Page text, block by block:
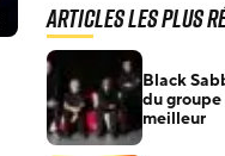
Articles les plus
Black
du groupe
meilleur